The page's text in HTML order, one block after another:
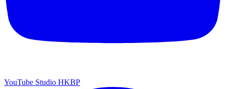
YouTube Studio HKBP